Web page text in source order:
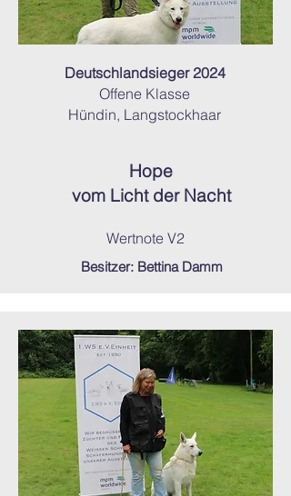
Deutschlandsieger 2024
Offene Klasse
Hündin, Langstockhaar
Hope
vom Licht der Nacht
Wertnote V2
Besitzer: Bettina Damm